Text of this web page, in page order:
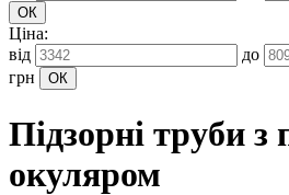
Ціна:
від
до
грн
Підзорні труби з
окуляром